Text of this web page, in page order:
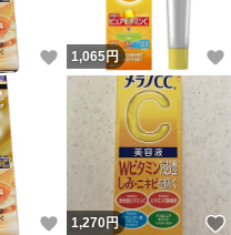
いいね！
1,065円
いいね！
1,270円